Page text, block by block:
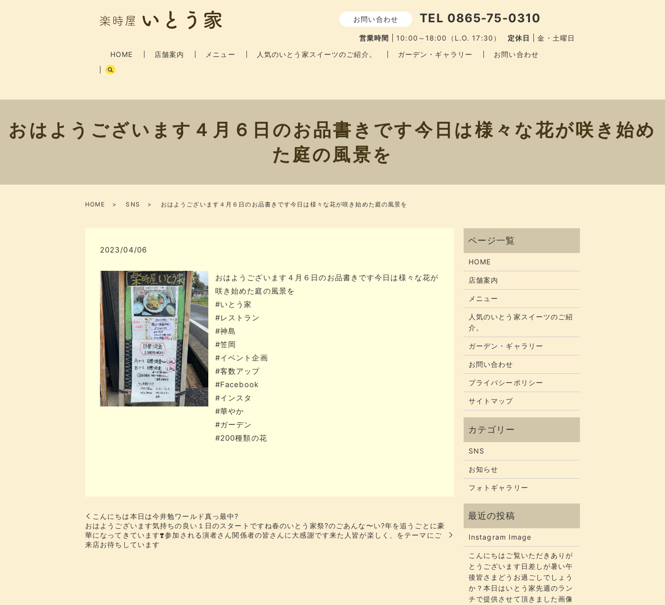
HOME 店舗案内 メニュー 人気のいとう家スイーツのご紹介。 ガーデン・ギャラリー お問い合わせ
お問い合わせ TEL 0865-75-0310
営業時間 10:00～18:00（L.O. 17:30） 定休日 金・土曜日
おはようございます​​４月６日のお品書きです​​今日は様々な花が咲き始め
た庭の風景を​​
HOME SNS おはようございます​​４月６日のお品書きです​​今日は様々な花が咲き始めた庭の風景を​​
2023/04/06
おはようございます​​４月６日のお品書きです​​今日は様々な花が
咲き始めた庭の風景を​​
#いとう家
#レストラン
#神島
#笠岡
#イベント企画
#客数アップ
#Facebook
#インスタ
#華やか
#ガーデン
#200種類の花
こんにちは本日は今井勉ワールド真っ最中?
おはようございます​​気持ちの良い１日のスタートですね​​春のいとう家祭?のごあんな〜い?年を追うごとに豪
華になってきています❣️参加される演者さん関係者の皆さんに大感謝です​​来た人皆が楽しく、をテーマにご
来店お待ちしています​​
HOME
店舗案内
メニュー
人気のいとう家スイーツのご紹
介。
ガーデン・ギャラリー
お問い合わせ
プライバシーポリシー
サイトマップ
SNS
お知らせ
フォトギャラリー
Instagram Image
こんにちはご覧いただきありが
とうございます​​​日差しが暑い午
後皆さまどうお過ごしでしょう
か？​​​本日はいとう家先週のラン
チで提供させて頂きました画像